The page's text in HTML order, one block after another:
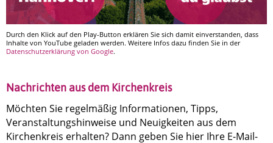
Durch den Klick auf den Play-Button erklären Sie sich damit einverstanden, dass
Inhalte von YouTube geladen werden. Weitere Infos dazu finden Sie in der
Datenschutzerklärung von Google.
Nachrichten aus dem Kirchenkreis
Möchten Sie regelmäßig Informationen, Tipps,
Veranstaltungshinweise und Neuigkeiten aus dem
Kirchenkreis erhalten? Dann geben Sie hier Ihre E-Mail-